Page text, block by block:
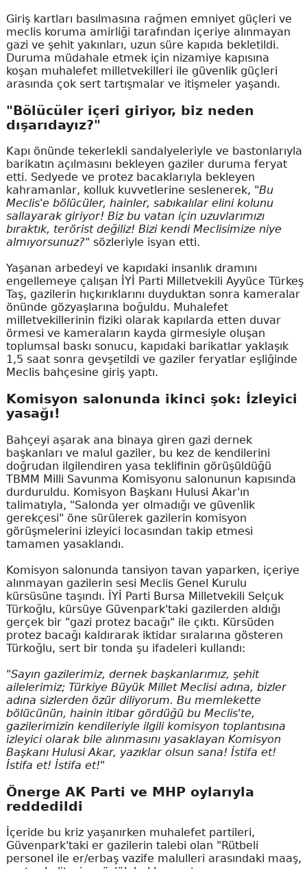
Giriş kartları basılmasına rağmen emniyet güçleri ve
meclis koruma amirliği tarafından içeriye alınmayan
gazi ve şehit yakınları, uzun süre kapıda bekletildi.
Duruma müdahale etmek için nizamiye kapısına
koşan muhalefet milletvekilleri ile güvenlik güçleri
arasında çok sert tartışmalar ve itişmeler yaşandı.
"Bölücüler içeri giriyor, biz neden
dışarıdayız?"
Kapı önünde tekerlekli sandalyeleriyle ve bastonlarıyla
barikatın açılmasını bekleyen gaziler duruma feryat
etti. Sedyede ve protez bacaklarıyla bekleyen
kahramanlar, kolluk kuvvetlerine seslenerek, "Bu
Meclis'e bölücüler, hainler, sabıkalılar elini kolunu
sallayarak giriyor! Biz bu vatan için uzuvlarımızı
bıraktık, terörist değiliz! Bizi kendi Meclisimize niye
almıyorsunuz?" sözleriyle isyan etti.
Yaşanan arbedeyi ve kapıdaki insanlık dramını
engellemeye çalışan İYİ Parti Milletvekili Ayyüce Türkeş
Taş, gazilerin hıçkırıklarını duyduktan sonra kameralar
önünde gözyaşlarına boğuldu. Muhalefet
milletvekillerinin fiziki olarak kapılarda etten duvar
örmesi ve kameraların kayda girmesiyle oluşan
toplumsal baskı sonucu, kapıdaki barikatlar yaklaşık
1,5 saat sonra gevşetildi ve gaziler feryatlar eşliğinde
Meclis bahçesine giriş yaptı.
Komisyon salonunda ikinci şok: İzleyici
yasağı!
Bahçeyi aşarak ana binaya giren gazi dernek
başkanları ve malul gaziler, bu kez de kendilerini
doğrudan ilgilendiren yasa teklifinin görüşüldüğü
TBMM Milli Savunma Komisyonu salonunun kapısında
durduruldu. Komisyon Başkanı Hulusi Akar'ın
talimatıyla, "Salonda yer olmadığı ve güvenlik
gerekçesi" öne sürülerek gazilerin komisyon
görüşmelerini izleyici locasından takip etmesi
tamamen yasaklandı.
Komisyon salonunda tansiyon tavan yaparken, içeriye
alınmayan gazilerin sesi Meclis Genel Kurulu
kürsüsüne taşındı. İYİ Parti Bursa Milletvekili Selçuk
Türkoğlu, kürsüye Güvenpark'taki gazilerden aldığı
gerçek bir "gazi protez bacağı" ile çıktı. Kürsüden
protez bacağı kaldırarak iktidar sıralarına gösteren
Türkoğlu, sert bir tonda şu ifadeleri kullandı:
"Sayın gazilerimiz, dernek başkanlarımız, şehit
ailelerimiz; Türkiye Büyük Millet Meclisi adına, bizler
adına sizlerden özür diliyorum. Bu memlekette
bölücünün, hainin itibar gördüğü bu Meclis'te,
gazilerimizin kendileriyle ilgili komisyon toplantısına
izleyici olarak bile alınmasını yasaklayan Komisyon
Başkanı Hulusi Akar, yazıklar olsun sana! İstifa et!
İstifa et! İstifa et!"
Önerge AK Parti ve MHP oylarıyla
reddedildi
İçeride bu kriz yaşanırken muhalefet partileri,
Güvenpark'taki er gazilerin talebi olan "Rütbeli
personel ile er/erbaş vazife malulleri arasındaki maaş,